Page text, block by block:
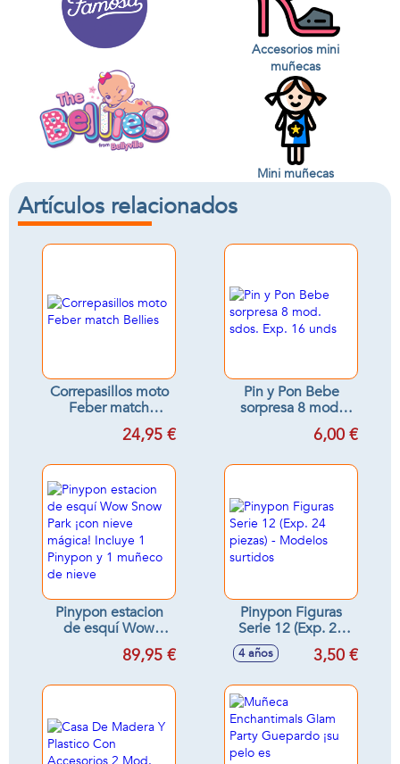
Accesorios mini
muñecas
Mini muñecas
Artículos relacionados
Correpasillos moto
Feber match
Bellies24,95 €
Pin y Pon Bebe
sorpresa 8 mod.
sdos. Exp. 16 unds
6,00 €
Pinypon estacion
de esquí Wow
Snow Park ¡con
nieve mágica!
1 muñeco de nieve
89,95 €
Pinypon Figuras
Serie 12 (Exp. 24
piezas) - Modelos
surtidos
4 años 3,50 €